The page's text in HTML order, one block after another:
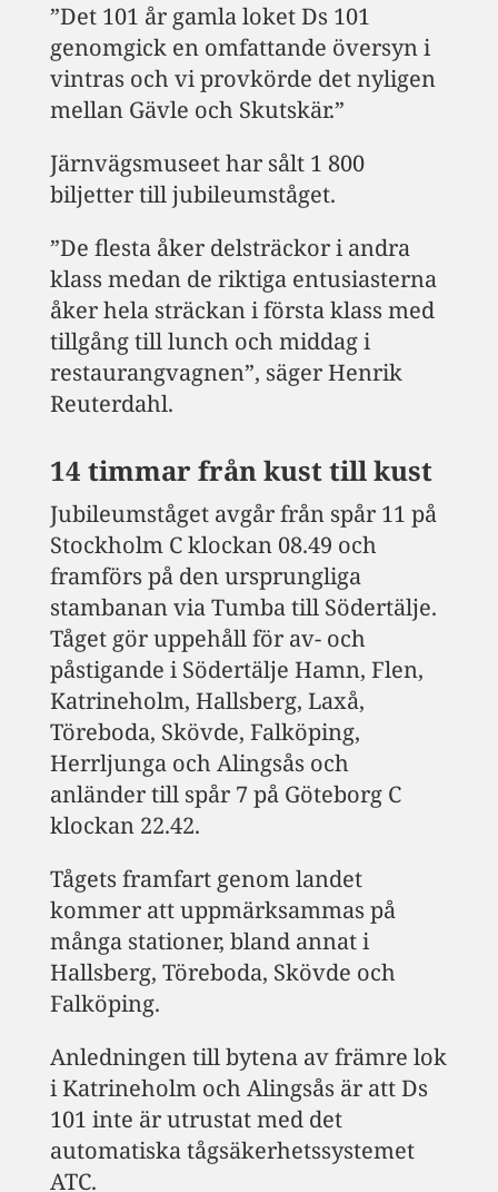
”Det 101 år gamla loket Ds 101
genomgick en omfattande översyn i
vintras och vi provkörde det nyligen
mellan Gävle och Skutskär.”
Järnvägsmuseet har sålt 1 800
biljetter till jubileumståget.
”De flesta åker delsträckor i andra
klass medan de riktiga entusiasterna
åker hela sträckan i första klass med
tillgång till lunch och middag i
restaurangvagnen”, säger Henrik
Reuterdahl.
14 timmar från kust till kust
Jubileumståget avgår från spår 11 på
Stockholm C klockan 08.49 och
framförs på den ursprungliga
stambanan via Tumba till Södertälje.
Tåget gör uppehåll för av- och
påstigande i Södertälje Hamn, Flen,
Katrineholm, Hallsberg, Laxå,
Töreboda, Skövde, Falköping,
Herrljunga och Alingsås och
anländer till spår 7 på Göteborg C
klockan 22.42.
Tågets framfart genom landet
kommer att uppmärksammas på
många stationer, bland annat i
Hallsberg, Töreboda, Skövde och
Falköping.
Anledningen till bytena av främre lok
i Katrineholm och Alingsås är att Ds
101 inte är utrustat med det
automatiska tågsäkerhetssystemet
ATC.